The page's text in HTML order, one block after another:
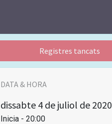
Registres tancats
DATA & HORA
dissabte 4 de juliol de 2020
Inicia - 20:00